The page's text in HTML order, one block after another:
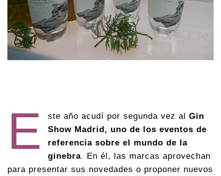
E ste año acudí por segunda vez al Gin
Show Madrid, uno de los eventos de
referencia sobre el mundo de la
ginebra. En él, las marcas aprovechan
para presentar sus novedades o proponer nuevos